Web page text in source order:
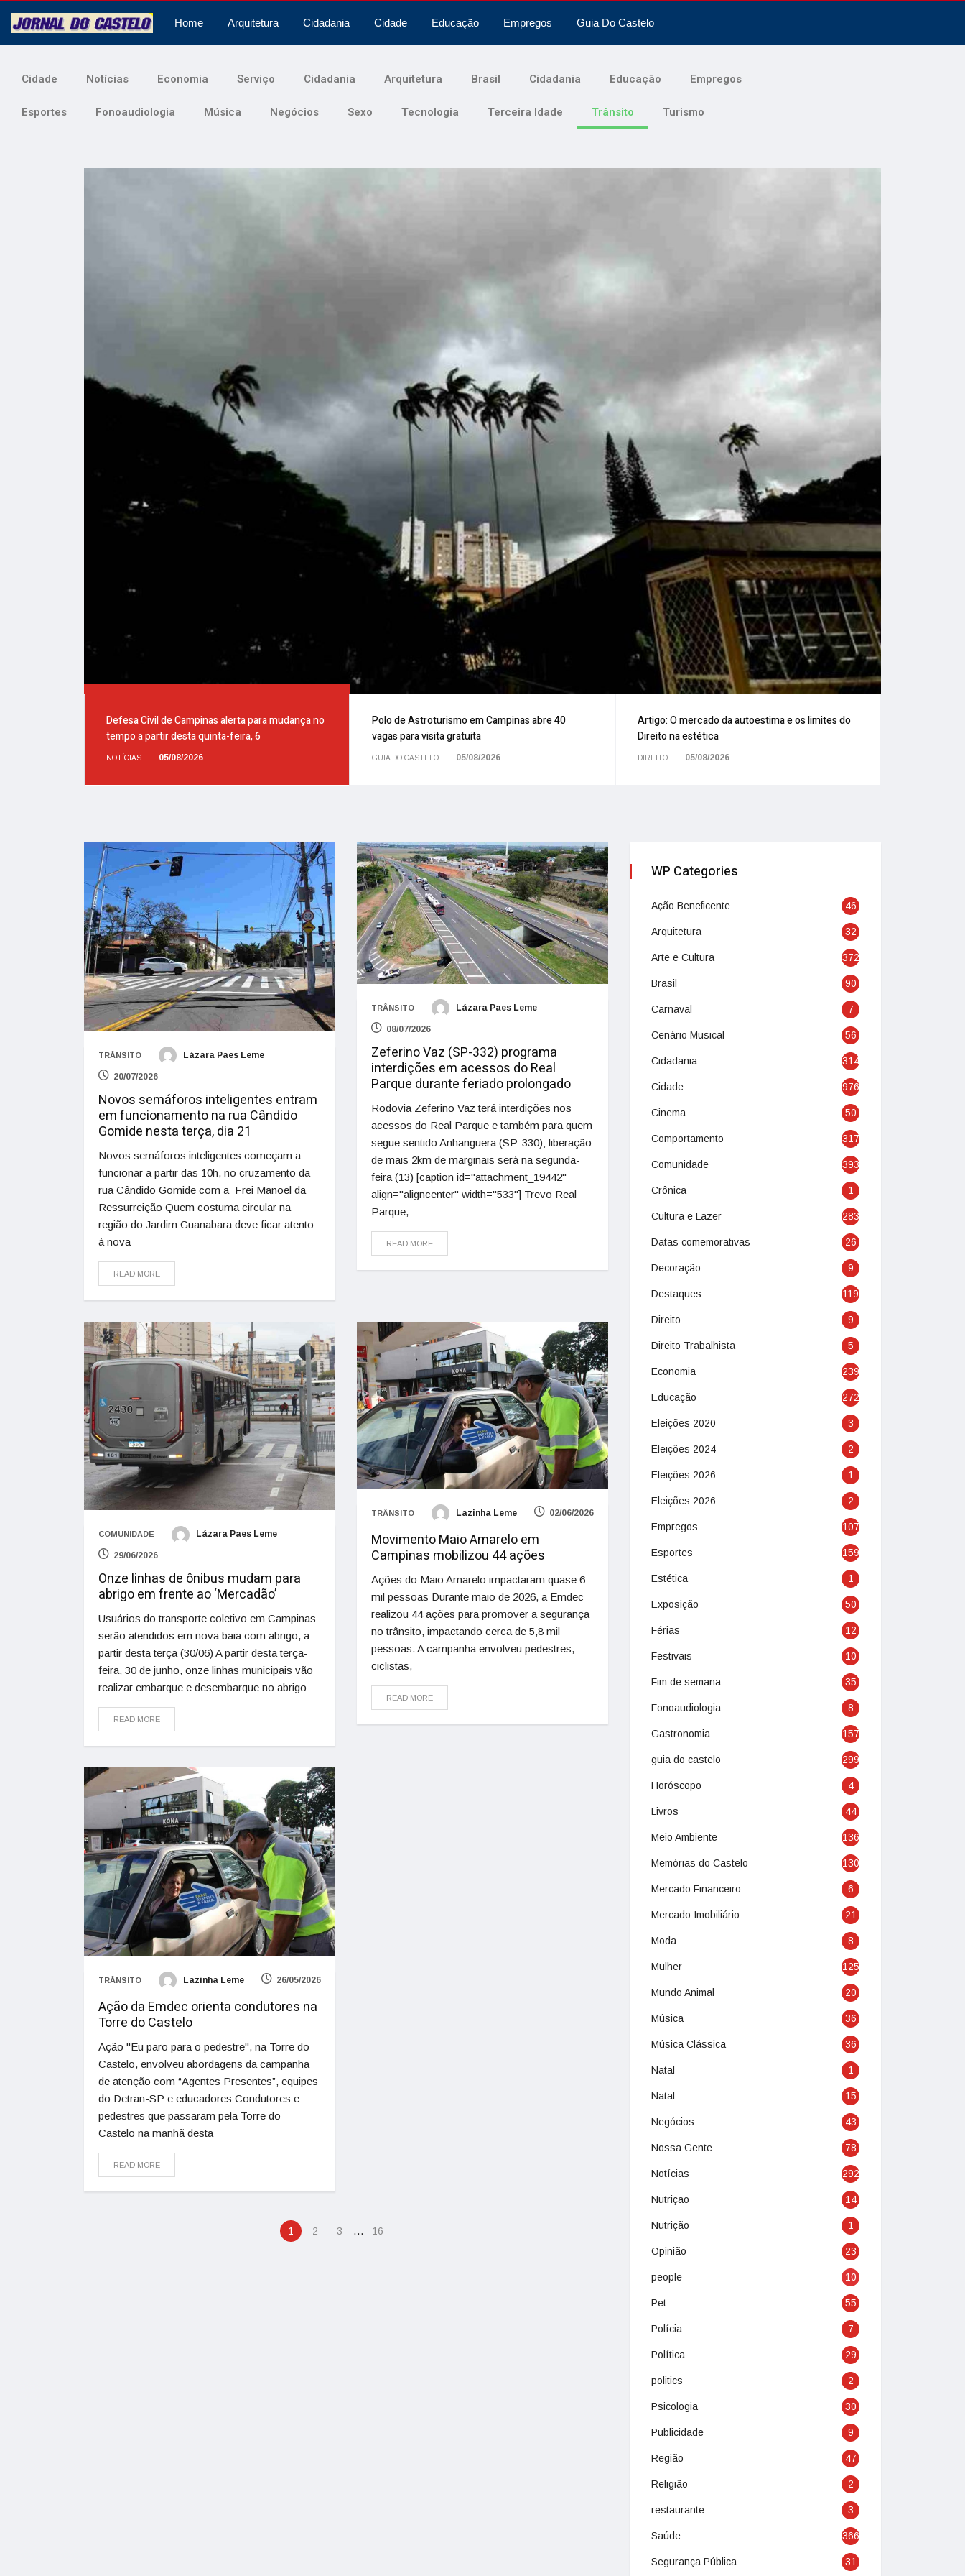
Home Arquitetura Cidadania Cidade Educação Empregos Guia Do Castelo
Cidade Notícias Economia Serviço Cidadania Arquitetura Brasil Cidadania Educação Empregos
Esportes Fonoaudiologia Música Negócios Sexo Tecnologia Terceira Idade Trânsito Turismo
Defesa Civil de Campinas alerta para mudança no
tempo a partir desta quinta-feira, 6
NOTÍCIAS 05/08/2026
Polo de Astroturismo em Campinas abre 40
vagas para visita gratuita
GUIA DO CASTELO 05/08/2026
Artigo: O mercado da autoestima e os limites do
Direito na estética
DIREITO 05/08/2026
TRÂNSITO Lázara Paes Leme
20/07/2026
Novos semáforos inteligentes entram
em funcionamento na rua Cândido
Gomide nesta terça, dia 21
Novos semáforos inteligentes começam a
funcionar a partir das 10h, no cruzamento da
rua Cândido Gomide com a Frei Manoel da
Ressurreição Quem costuma circular na
região do Jardim Guanabara deve ficar atento
à nova
READ MORE
TRÂNSITO Lázara Paes Leme
08/07/2026
Zeferino Vaz (SP-332) programa
interdições em acessos do Real
Parque durante feriado prolongado
Rodovia Zeferino Vaz terá interdições nos
acessos do Real Parque e também para quem
segue sentido Anhanguera (SP-330); liberação
de mais 2km de marginais será na segunda-
feira (13) [caption id="attachment_19442"
align="aligncenter" width="533"] Trevo Real
Parque,
READ MORE
COMUNIDADE Lázara Paes Leme
29/06/2026
Onze linhas de ônibus mudam para
abrigo em frente ao ‘Mercadão’
Usuários do transporte coletivo em Campinas
serão atendidos em nova baia com abrigo, a
partir desta terça (30/06) A partir desta terça-
feira, 30 de junho, onze linhas municipais vão
realizar embarque e desembarque no abrigo
READ MORE
TRÂNSITO Lazinha Leme 02/06/2026
Movimento Maio Amarelo em
Campinas mobilizou 44 ações
Ações do Maio Amarelo impactaram quase 6
mil pessoas Durante maio de 2026, a Emdec
realizou 44 ações para promover a segurança
no trânsito, impactando cerca de 5,8 mil
pessoas. A campanha envolveu pedestres,
ciclistas,
READ MORE
TRÂNSITO Lazinha Leme 26/05/2026
Ação da Emdec orienta condutores na
Torre do Castelo
Ação "Eu paro para o pedestre", na Torre do
Castelo, envolveu abordagens da campanha
de atenção com “Agentes Presentes”, equipes
do Detran-SP e educadores Condutores e
pedestres que passaram pela Torre do
Castelo na manhã desta
READ MORE
1 2 3 … 16
WP Categories
Ação Beneficente 46
Arquitetura 32
Arte e Cultura 372
Brasil 90
Carnaval 7
Cenário Musical 56
Cidadania 314
Cidade 976
Cinema 50
Comportamento 317
Comunidade 393
Crônica 1
Cultura e Lazer 283
Datas comemorativas 26
Decoração 9
Destaques 119
Direito 9
Direito Trabalhista 5
Economia 239
Educação 272
Eleições 2020 3
Eleições 2024 2
Eleições 2026 1
Eleições 2026 2
Empregos 107
Esportes 159
Estética 1
Exposição 50
Férias 12
Festivais 10
Fim de semana 35
Fonoaudiologia 8
Gastronomia 157
guia do castelo 299
Horóscopo 4
Livros 44
Meio Ambiente 136
Memórias do Castelo 130
Mercado Financeiro 6
Mercado Imobiliário 21
Moda 8
Mulher 125
Mundo Animal 20
Música 36
Música Clássica 36
Natal 1
Natal 15
Negócios 43
Nossa Gente 78
Notícias 292
Nutriçao 14
Nutrição 1
Opinião 23
people 10
Pet 55
Polícia 7
Política 29
politics 2
Psicologia 30
Publicidade 9
Região 47
Religião 2
restaurante 3
Saúde 366
Segurança Pública 31